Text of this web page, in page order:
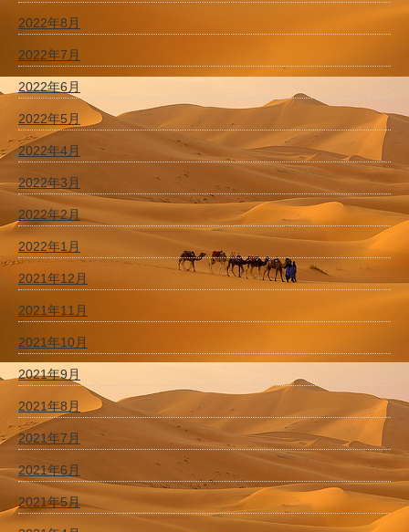
2022年8月
2022年7月
2022年6月
2022年5月
2022年4月
2022年3月
2022年2月
2022年1月
2021年12月
2021年11月
2021年10月
2021年9月
2021年8月
2021年7月
2021年6月
2021年5月